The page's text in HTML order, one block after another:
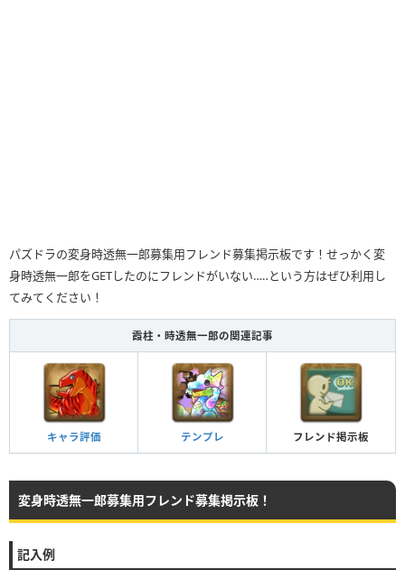
パズドラの変身時透無一郎募集用フレンド募集掲示板です！せっかく変
身時透無一郎をGETしたのにフレンドがいない…‥という方はぜひ利用し
てみてください！
霞柱・時透無一郎の関連記事
キャラ評価 テンプレ フレンド掲示板
変身時透無一郎募集用フレンド募集掲示板！
記入例